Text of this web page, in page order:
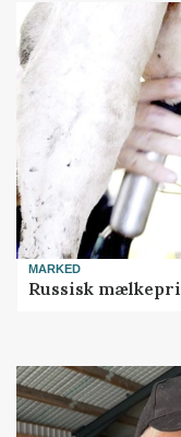
MARKED
Russisk